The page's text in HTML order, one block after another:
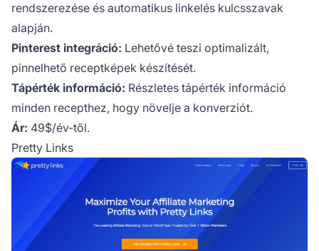
rendszerezése és automatikus linkelés kulcsszavak
alapján.
Pinterest integráció: Lehetővé teszi optimalizált,
pinnelhető receptképek készítését.
Tápérték információ: Részletes tápérték információ
minden recepthez, hogy növelje a konverziót.
Ár: 49$/év-től.
Pretty Links